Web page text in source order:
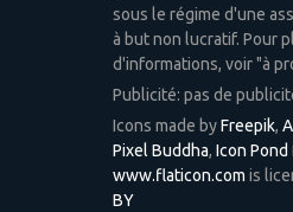
sous le régime d'une
à but non lucratif. Pour
d'informations, voir "à
Publicité: pas de
Icons made byFreepik,
Pixel Buddha, Icon Pond
www.flaticon.com is
BY